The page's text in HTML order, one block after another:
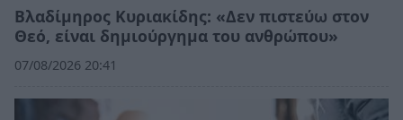
Βλαδίμηρος Κυριακίδης: «Δεν πιστεύω στον
Θεό, είναι δημιούργημα του ανθρώπου»
07/08/2026 20:41